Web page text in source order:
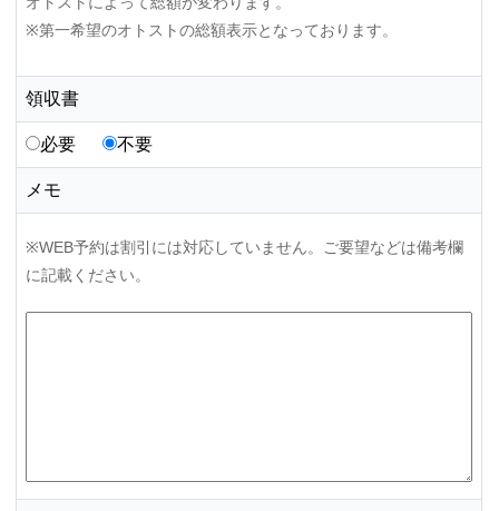
※第一希望のオトストの総額表示となっております。
領収書
必要 不要
メモ
※WEB予約は割引には対応していません。ご要望などは備考欄
に記載ください。